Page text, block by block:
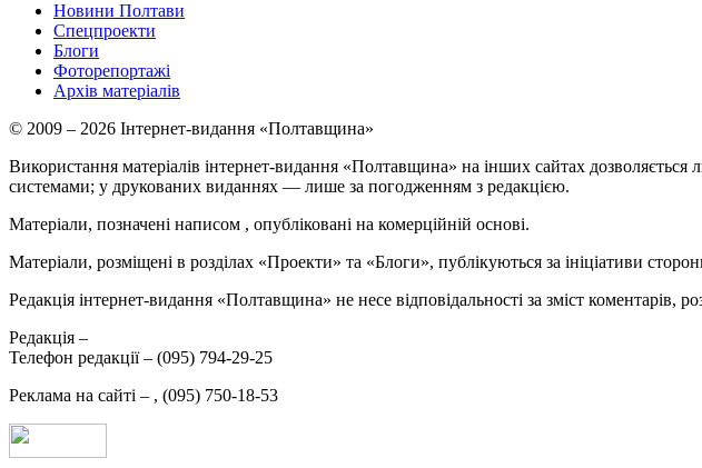
Новини Полтави
Спецпроекти
Блоги
Фоторепортажі
Архів матеріалів
© 2009 – 2026 Інтернет-видання «Полтавщина»
Використання матеріалів інтернет-видання «Полтавщина» на інших сайтах дозволяється
системами; у друкованих виданнях — лише за погодженням з редакцією.
Матеріали, позначені написом , опубліковані на комерційній основі.
Матеріали, розміщені в розділах «Проекти» та «Блоги», публікуються за ініціативи
Редакція інтернет-видання «Полтавщина» не несе відповідальності за зміст коментарів,
Редакція –
Телефон редакції – (095) 794-29-25
Реклама на сайті – , (095) 750-18-53